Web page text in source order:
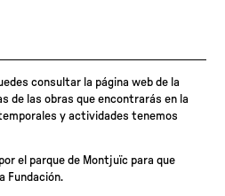
consultar la página web de la
de las obras que encontrarás en la
y actividades tenemos
por el parque de Montjuïc para que
Fundación.